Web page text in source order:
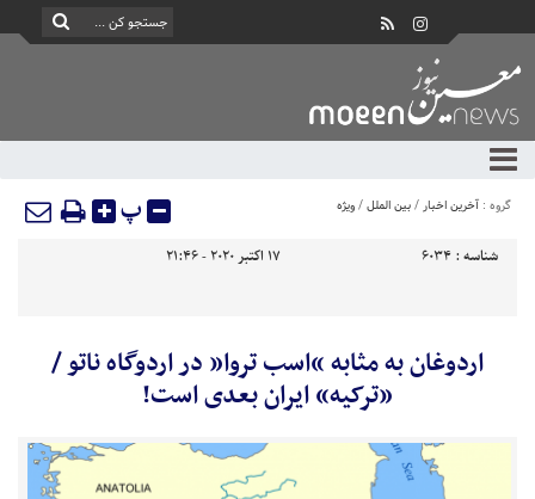
گروه : آخرین اخبار/بین الملل/ویژه پ
شناسه : 6034 17 اکتبر 2020 - 21:46
اردوغان به مثابه “اسب تروا” در اردوگاه ناتو /
«ترکیه» ایران بعدی است!